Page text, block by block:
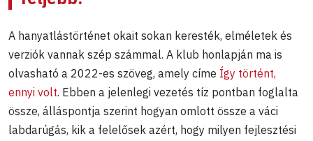
A hanyatlástörténet okait sokan keresték, elméletek és
verziók vannak szép számmal. A klub honlapján ma is
olvasható a 2022-es szöveg, amely címe Így történt,
ennyi volt. Ebben a jelenlegi vezetés tíz pontban foglalta
össze, álláspontja szerint hogyan omlott össze a váci
labdarúgás, kik a felelősek azért, hogy milyen fejlesztési